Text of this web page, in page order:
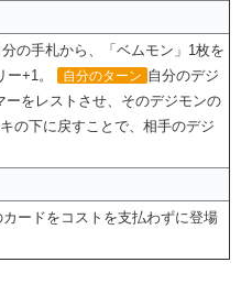
分の手札から、「ベムモン」1枚を
ー+1。 自分のターン 自分のデジ
をレストさせ、そのデジモンの
の下に戻すことで、相手のデジ
カードをコストを支払わずに登場